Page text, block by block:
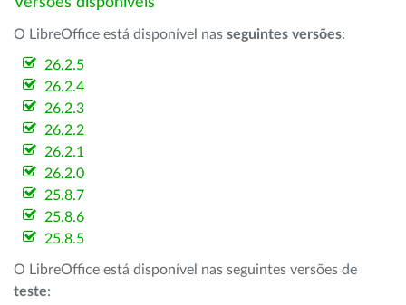
O LibreOffice está disponível nas seguintes versões:
26.2.5
26.2.4
26.2.3
26.2.2
26.2.1
26.2.0
25.8.7
25.8.6
25.8.5
O LibreOffice está disponível nas seguintes versões de
teste: